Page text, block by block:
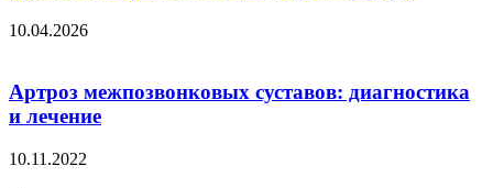
10.04.2026
Артроз межпозвонковых суставов: диагностика
и лечение
10.11.2022